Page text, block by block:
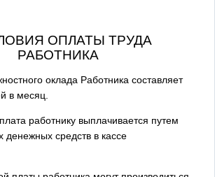
ОПЛАТЫ ТРУДА
РАБОТНИКА
оклада Работника составляет
в месяц.
работнику выплачивается путем
денежных средств в кассе